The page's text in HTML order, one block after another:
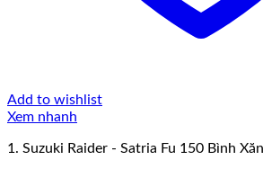
Add to wishlist
Xem nhanh
1. Suzuki Raider - Satria Fu 150 Bình